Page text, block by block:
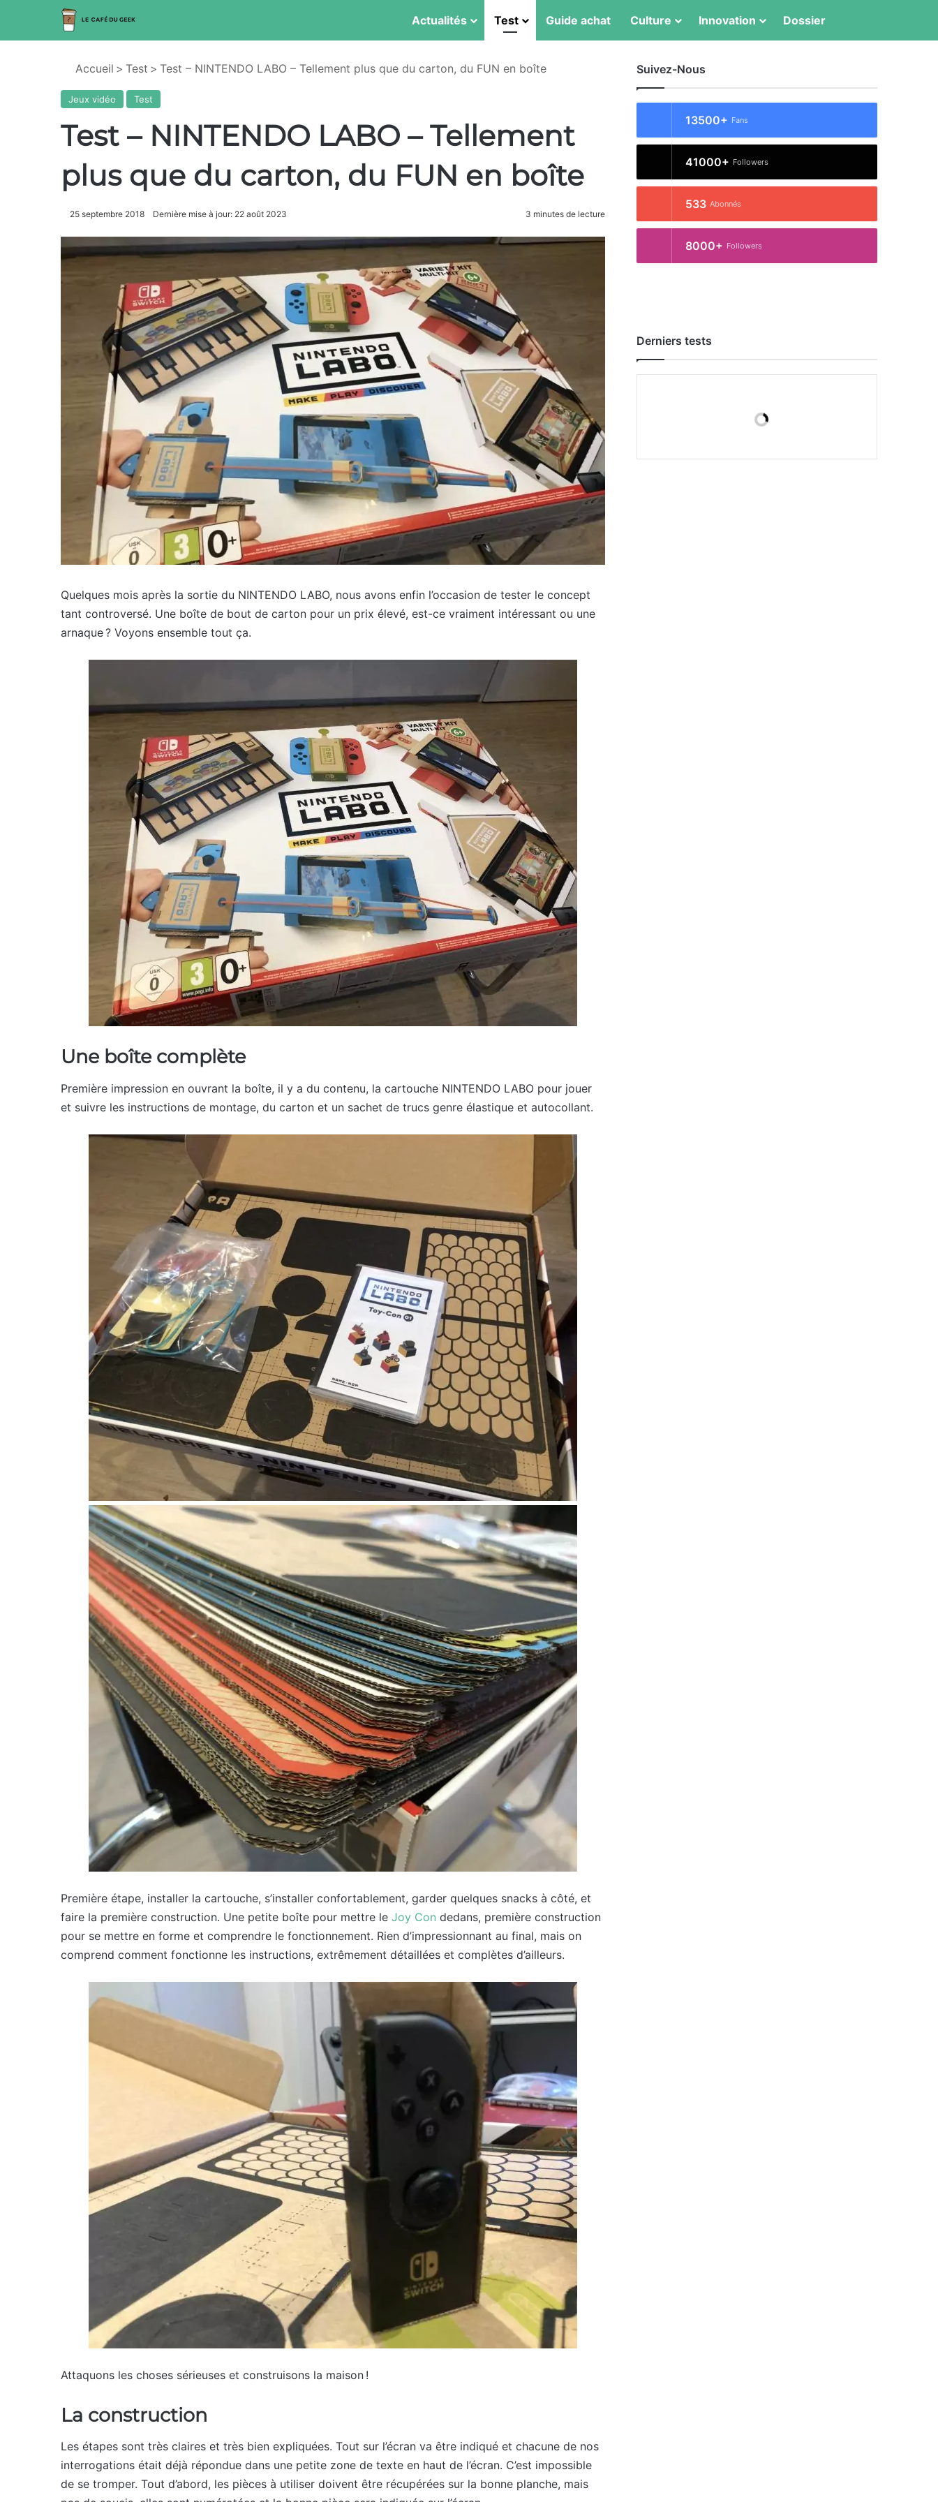
Actualités Test Guide achat Culture Innovation Dossier
Accueil > Test > Test – NINTENDO LABO – Tellement plus que du carton, du FUN en boîte
Jeux vidéo Test
Test – NINTENDO LABO – Tellement
plus que du carton, du FUN en boîte
25 septembre 2018 Dernière mise à jour: 22 août 2023 3 minutes de lecture
Quelques mois après la sortie du NINTENDO LABO, nous avons enfin l’occasion de tester le concept
tant controversé. Une boîte de bout de carton pour un prix élevé, est-ce vraiment intéressant ou une
arnaque ? Voyons ensemble tout ça.
Une boîte complète
Première impression en ouvrant la boîte, il y a du contenu, la cartouche NINTENDO LABO pour jouer
et suivre les instructions de montage, du carton et un sachet de trucs genre élastique et autocollant.
Première étape, installer la cartouche, s’installer confortablement, garder quelques snacks à côté, et
faire la première construction. Une petite boîte pour mettre le Joy Con dedans, première construction
pour se mettre en forme et comprendre le fonctionnement. Rien d’impressionnant au final, mais on
comprend comment fonctionne les instructions, extrêmement détaillées et complètes d’ailleurs.
Attaquons les choses sérieuses et construisons la maison !
La construction
Les étapes sont très claires et très bien expliquées. Tout sur l’écran va être indiqué et chacune de nos
interrogations était déjà répondue dans une petite zone de texte en haut de l’écran. C’est impossible
de se tromper. Tout d’abord, les pièces à utiliser doivent être récupérées sur la bonne planche, mais
Suivez-Nous
13500+ Fans
41000+ Followers
533 Abonnés
8000+ Followers
Derniers tests